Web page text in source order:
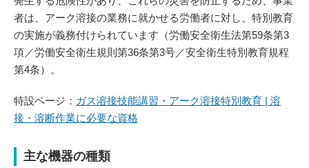
者は、アーク溶接の業務に就かせる労働者に対し、特別教育
の実施が義務付けられています（労働安全衛生法第59条第3
項／労働安全衛生規則第36条第3号／安全衛生特別教育規程
第4条）。
特設ページ： ガス溶接技能講習・アーク溶接特別教育 | 溶
接・溶断作業に必要な資格
主な機器の種類